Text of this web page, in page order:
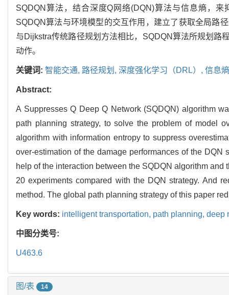
SQDQN算法，结合深度Q网络(DQN)算法与信息熵，
SQDQN算法与环境模型的交互作用，建立了获取全局路
与Dijkstra传统路径规划方法相比，SQDQN算法所规划路
动作。
关键词: 智能交通, 路径规划, 深度强化学习（DRL）, 信息
Abstract:
A Suppresses Q Deep Q Network (SQDQN) algorithm
path planning strategy, to solve the problem of model
algorithm with information entropy to suppress
over-estimation of the damage performances of the
help of the interaction between the SQDQN algorithm
20 experiments compared with the DQN strategy. And
method. The global path planning strategy of this paper
Key words: intelligent transportation, path planning, deep
中图分类号:
U463.6
图/表 14